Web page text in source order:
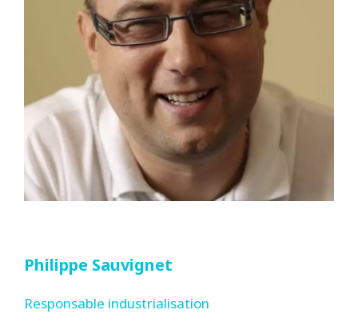
Philippe Sauvignet
Responsable industrialisation